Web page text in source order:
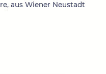
aus Wiener Neustadt